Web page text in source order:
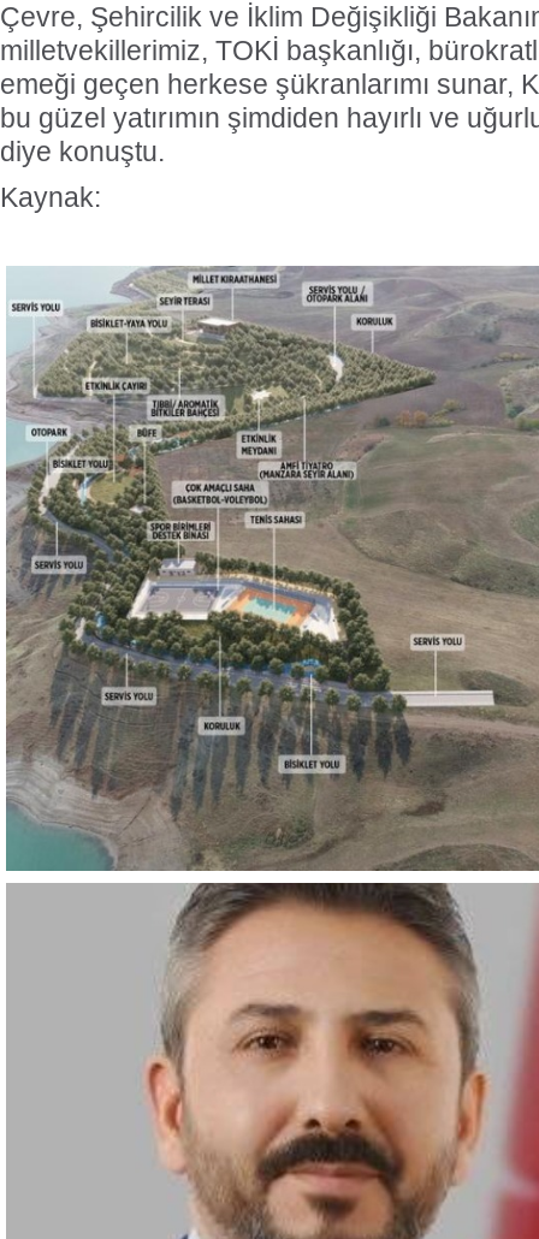
Çevre, Şehircilik ve İklim Değişikliği
milletvekillerimiz, TOKİ başkanlığı,
emeği geçen herkese şükranlarımı sunar,
bu güzel yatırımın şimdiden hayırlı ve
diye konuştu.
Kaynak: